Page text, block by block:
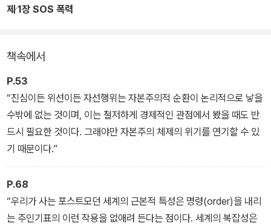
는 6가지의 이야기로 이루어져 있다. 무엇보다 지금까지 나온 지젝
여 그 이해를 돕고자 했다.
제 1장 SOS 폭력
책속에서
P.53
“진심이든 위선이든 자선행위는 자본주의적 순환이 논리적으로 낳을
수밖에 없는 것이며, 이는 철저하게 경제적인 관점에서 봤을 때도 반
드시 필요한 것이다. 그래야만 자본주의 체제의 위기를 연기할 수 있
기 때문이다.”
P.68
“우리가 사는 포스트모던 세계의 근본적 특성은 명령(order)을 내리
는 주인기표의 이런 작용을 없애려 든다는 점이다. 세계의 복잡성은